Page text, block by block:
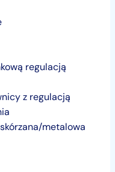
regulacją
z regulacją
metalowa